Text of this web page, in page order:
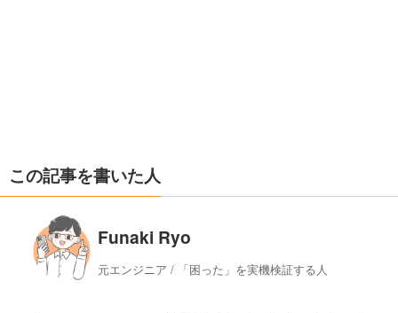
この記事を書いた人
Funaki Ryo
元エンジニア / 「困った」を実機検証する人